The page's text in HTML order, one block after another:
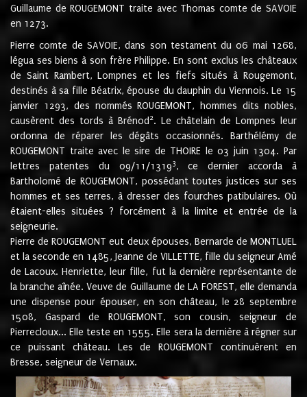
Guillaume de ROUGEMONT traite avec Thomas comte de SAVOIE
en 1273.
Pierre comte de SAVOIE, dans son testament du 06 mai 1268,
légua ses biens à son frère Philippe. En sont exclus les châteaux
de Saint Rambert, Lompnes et les fiefs situés à Rougemont,
destinés à sa fille Béatrix, épouse du dauphin du Viennois. Le 15
janvier 1293, des nommés ROUGEMONT, hommes dits nobles,
causèrent des tords à Brénod 2. Le châtelain de Lompnes leur
ordonna de réparer les dégâts occasionnés. Barthélémy de
ROUGEMONT traite avec le sire de THOIRE le 03 juin 1304. Par
lettres patentes du 09/11/13193, ce dernier accorda à
Bartholomé de ROUGEMONT, possédant toutes justices sur ses
hommes et ses terres, à dresser des fourches patibulaires. Où
étaient-elles situées ? forcément à la limite et entrée de la
seigneurie.
Pierre de ROUGEMONT eut deux épouses, Bernarde de MONTLUEL
et la seconde en 1485, Jeanne de VILLETTE, fille du seigneur Amé
de Lacoux. Henriette, leur fille, fut la dernière représentante de
la branche aînée. Veuve de Guillaume de LA FOREST, elle demanda
une dispense pour épouser, en son château, le 28 septembre
1508, Gaspard de ROUGEMONT, son cousin, seigneur de
Pierrecloux... Elle teste en 1555. Elle sera la dernière à régner sur
ce puissant château. Les de ROUGEMONT continuèrent en
Bresse, seigneur de Vernaux.